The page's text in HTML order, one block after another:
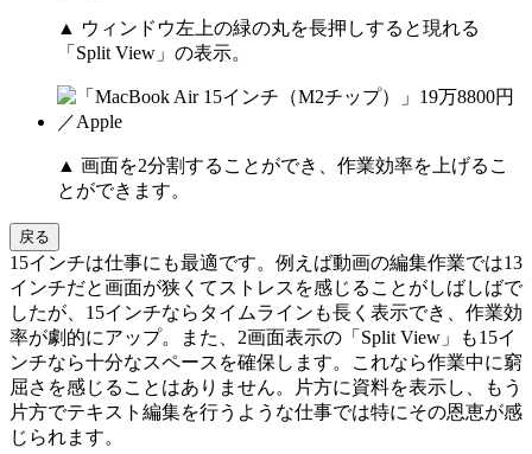
▲ ウィンドウ左上の緑の丸を長押しすると現れる
「Split View」の表示。
▲ 画面を2分割することができ、作業効率を上げるこ
とができます。
戻る
15インチは仕事にも最適です。例えば動画の編集作業では13
インチだと画面が狭くてストレスを感じることがしばしばで
したが、15インチならタイムラインも長く表示でき、作業効
率が劇的にアップ。また、2画面表示の「Split View」も15イ
ンチなら十分なスペースを確保します。これなら作業中に窮
屈さを感じることはありません。片方に資料を表示し、もう
片方でテキスト編集を行うような仕事では特にその恩恵が感
じられます。